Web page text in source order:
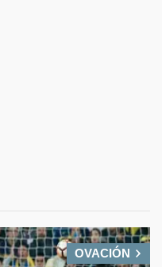
OVACIÓN